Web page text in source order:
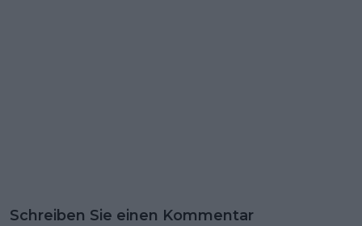
Schreiben Sie einen Kommentar